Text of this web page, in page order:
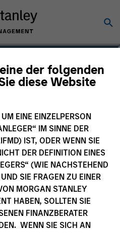
der folgenden
diese Website
EINE EINZELPERSON
IM SINNE DER
IST, ODER WENN SIE
DER DEFINITION EINES
(WIE NACHSTEHEND
SIE FRAGEN ZU EINER
MORGAN STANLEY
HABEN, SOLLTEN SIE
FINANZBERATER
WENN SIE SICH AN